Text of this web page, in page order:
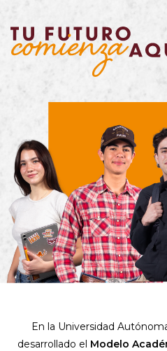
En la Universidad
desarrollado el Modelo